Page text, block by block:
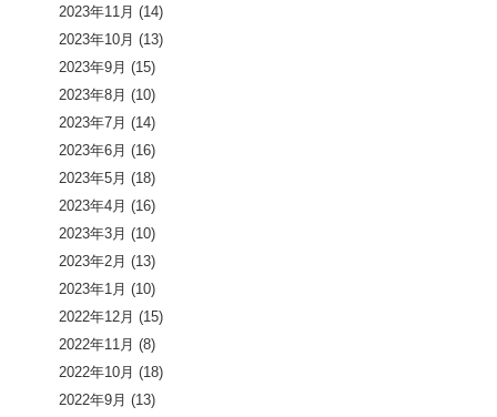
2023年11月 (14)
2023年10月 (13)
2023年9月 (15)
2023年8月 (10)
2023年7月 (14)
2023年6月 (16)
2023年5月 (18)
2023年4月 (16)
2023年3月 (10)
2023年2月 (13)
2023年1月 (10)
2022年12月 (15)
2022年11月 (8)
2022年10月 (18)
2022年9月 (13)